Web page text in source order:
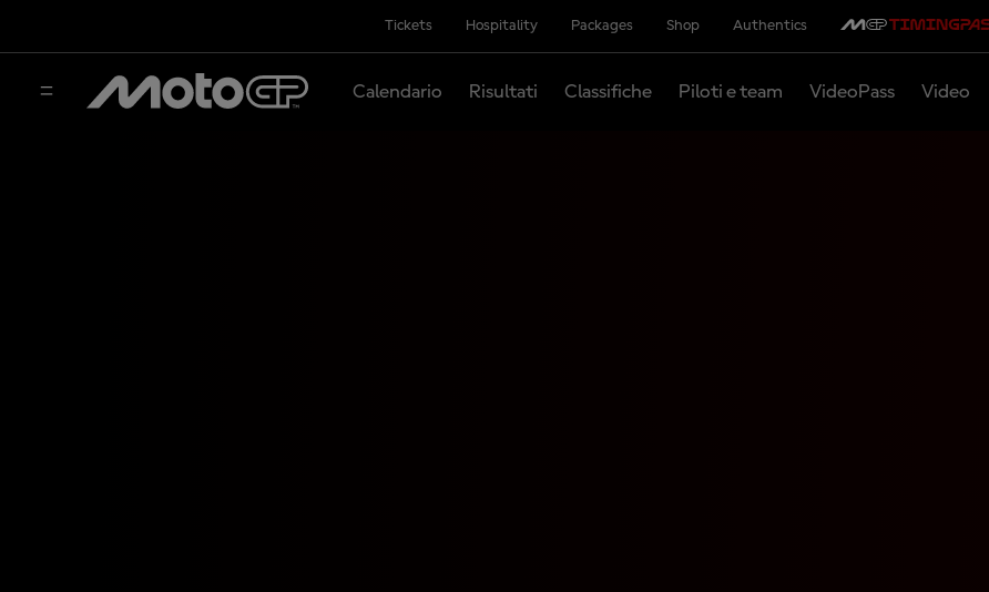
Tickets Hospitality Packages Shop Authentics
Calendario Risultati Classifiche Piloti e team VideoPass Video